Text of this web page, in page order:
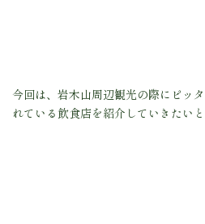
今回は、岩木山周辺観光の際にピッ
れている飲食店を紹介していきたい